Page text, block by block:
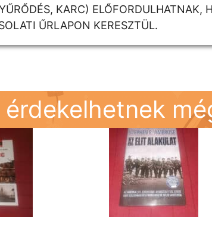
KARC)
ŰRLAPON KERESZTÜL.
érdekelhetnek